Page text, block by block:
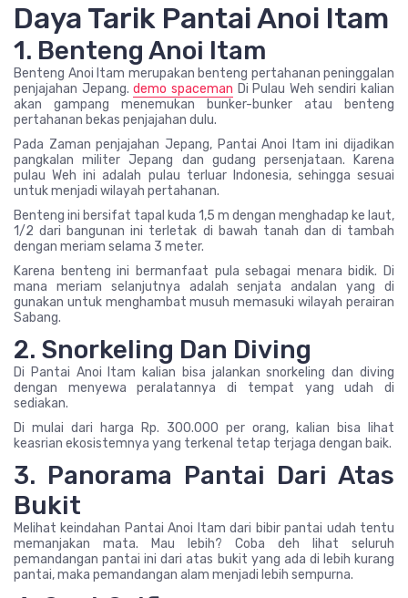
Daya Tarik Pantai Anoi Itam
1. Benteng Anoi Itam
Benteng Anoi Itam merupakan benteng pertahanan peninggalan
penjajahan Jepang.demo spaceman Di Pulau Weh sendiri kalian
akan gampang menemukan bunker-bunker atau benteng
pertahanan bekas penjajahan dulu.
Pada Zaman penjajahan Jepang, Pantai Anoi Itam ini dijadikan
pangkalan militer Jepang dan gudang persenjataan. Karena
pulau Weh ini adalah pulau terluar Indonesia, sehingga sesuai
untuk menjadi wilayah pertahanan.
Benteng ini bersifat tapal kuda 1,5 m dengan menghadap ke laut,
1/2 dari bangunan ini terletak di bawah tanah dan di tambah
dengan meriam selama 3 meter.
Karena benteng ini bermanfaat pula sebagai menara bidik. Di
mana meriam selanjutnya adalah senjata andalan yang di
gunakan untuk menghambat musuh memasuki wilayah perairan
Sabang.
2. Snorkeling Dan Diving
Di Pantai Anoi Itam kalian bisa jalankan snorkeling dan diving
dengan menyewa peralatannya di tempat yang udah di
sediakan.
Di mulai dari harga Rp. 300.000 per orang, kalian bisa lihat
keasrian ekosistemnya yang terkenal tetap terjaga dengan baik.
3. Panorama Pantai Dari Atas
Bukit
Melihat keindahan Pantai Anoi Itam dari bibir pantai udah tentu
memanjakan mata. Mau lebih? Coba deh lihat seluruh
pemandangan pantai ini dari atas bukit yang ada di lebih kurang
pantai, maka pemandangan alam menjadi lebih sempurna.